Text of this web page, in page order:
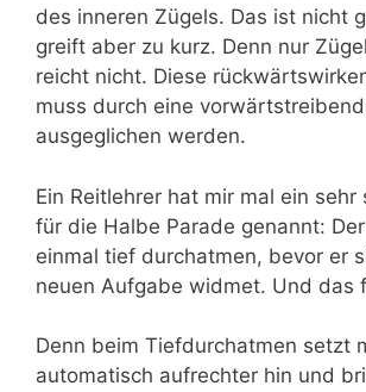
des inneren Zügels. Das ist nicht
greift aber zu kurz. Denn nur
reicht nicht. Diese
muss durch eine
ausgeglichen werden.
Ein Reitlehrer hat mir mal ein sehr
für die Halbe Parade genannt:
einmal tief durchatmen, bevor er
neuen Aufgabe widmet. Und das
Denn beim Tiefdurchatmen setzt
automatisch aufrechter hin und